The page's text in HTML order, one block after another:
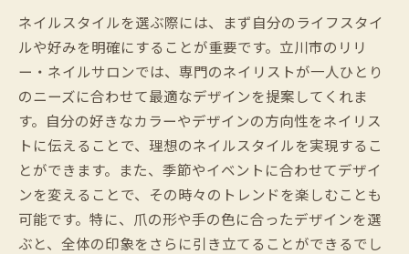
ネイルスタイルを選ぶ際には、まず自分のライフスタイ
ルや好みを明確にすることが重要です。立川市のリリ
ー・ネイルサロンでは、専門のネイリストが一人ひとり
のニーズに合わせて最適なデザインを提案してくれま
す。自分の好きなカラーやデザインの方向性をネイリス
トに伝えることで、理想のネイルスタイルを実現するこ
とができます。また、季節やイベントに合わせてデザイ
ンを変えることで、その時々のトレンドを楽しむことも
可能です。特に、爪の形や手の色に合ったデザインを選
ぶと、全体の印象をさらに引き立てることができるでし